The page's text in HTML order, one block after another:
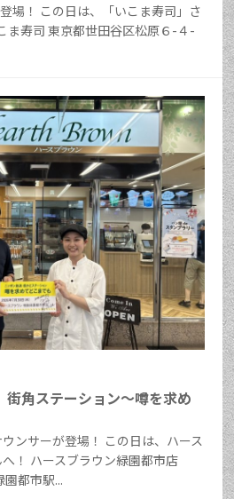
場！ この日は、「いこま寿司」さ
ま寿司 東京都世田谷区松原６-４-
角ステーション～噂を求め
ンサーが登場！ この日は、ハース
！ ハースブラウン緑園都市店
都市駅...